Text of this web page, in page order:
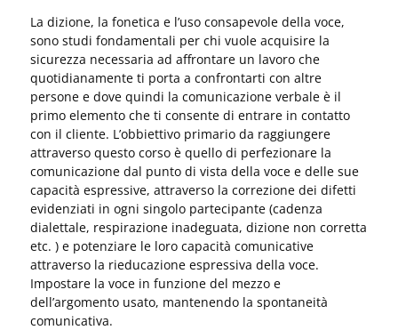
La dizione, la fonetica e l’uso consapevole della voce,
sono studi fondamentali per chi vuole acquisire la
sicurezza necessaria ad affrontare un lavoro che
quotidianamente ti porta a confrontarti con altre
persone e dove quindi la comunicazione verbale è il
primo elemento che ti consente di entrare in contatto
con il cliente. L’obbiettivo primario da raggiungere
attraverso questo corso è quello di perfezionare la
comunicazione dal punto di vista della voce e delle sue
capacità espressive, attraverso la correzione dei difetti
evidenziati in ogni singolo partecipante (cadenza
dialettale, respirazione inadeguata, dizione non corretta
etc. ) e potenziare le loro capacità comunicative
attraverso la rieducazione espressiva della voce.
Impostare la voce in funzione del mezzo e
dell’argomento usato, mantenendo la spontaneità
comunicativa.